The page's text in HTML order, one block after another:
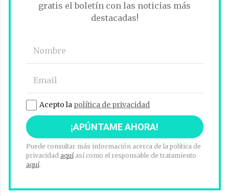
gratis el boletín con las noticias más
destacadas!
Acepto la política de privacidad
Puede consultar más información acerca de la política de
privacidad aquíasí como el responsable de tratamiento
aquí.